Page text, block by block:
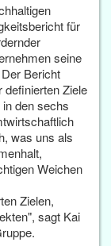
für
seine
Bericht
definierten Ziele
den sechs
was uns als
Weichen
Zielen,
sagt Kai